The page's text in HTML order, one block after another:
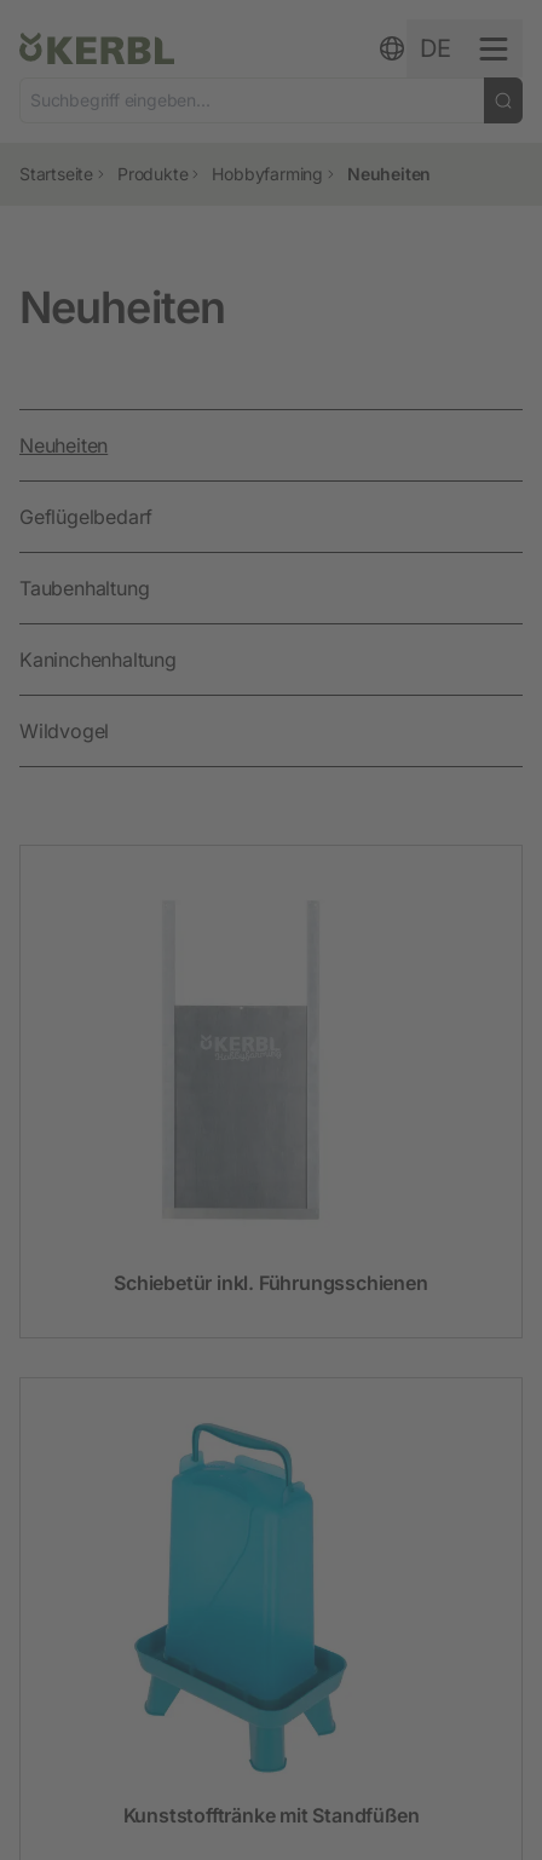
DE
Startseite Produkte Hobbyfarming Neuheiten
Neuheiten
Neuheiten
Geflügelbedarf
Taubenhaltung
Kaninchenhaltung
Wildvogel
Schiebetür inkl. Führungsschienen
Kunststofftränke mit Standfüßen